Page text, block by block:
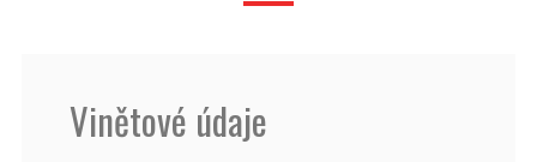
Vinětové údaje